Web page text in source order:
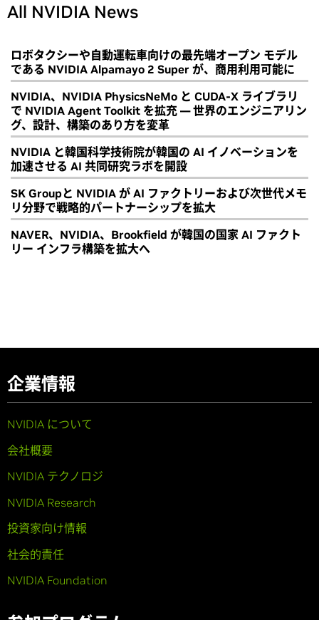
All NVIDIA News
ロボタクシーや自動運転車向けの最先端オープン モデル
である NVIDIA Alpamayo 2 Super が、商用利用可能に
NVIDIA、NVIDIA PhysicsNeMo と CUDA-X ライブラリ
で NVIDIA Agent Toolkit を拡充 ― 世界のエンジニアリン
グ、設計、構築のあり方を変革
NVIDIA と韓国科学技術院が韓国の AI イノベーションを
加速させる AI 共同研究ラボを開設
SK Groupと NVIDIA が AI ファクトリーおよび次世代メモ
リ分野で戦略的パートナーシップを拡大
NAVER、NVIDIA、Brookfield が韓国の国家 AI ファクト
リー インフラ構築を拡大へ
企業情報
NVIDIA について
会社概要
NVIDIA テクノロジ
NVIDIA Research
投資家向け情報
社会的責任
NVIDIA Foundation